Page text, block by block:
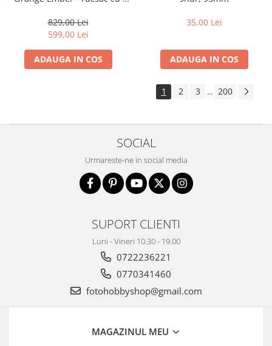
829,00 Lei
599,00 Lei
ADAUGA IN COS
35,00 Lei
ADAUGA IN COS
1 2 3 ... 200
SOCIAL
Urmareste-ne in social media
SUPORT CLIENTI
Luni - Vineri 10.30 - 19.00
0722236221
0770341460
fotohobbyshop@gmail.com
MAGAZINUL MEU